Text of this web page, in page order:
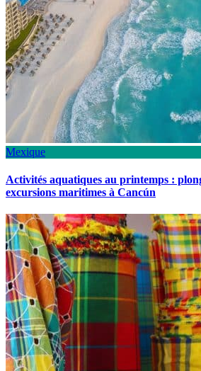
Mexique
Activités aquatiques au printemps :
excursions maritimes à Cancún